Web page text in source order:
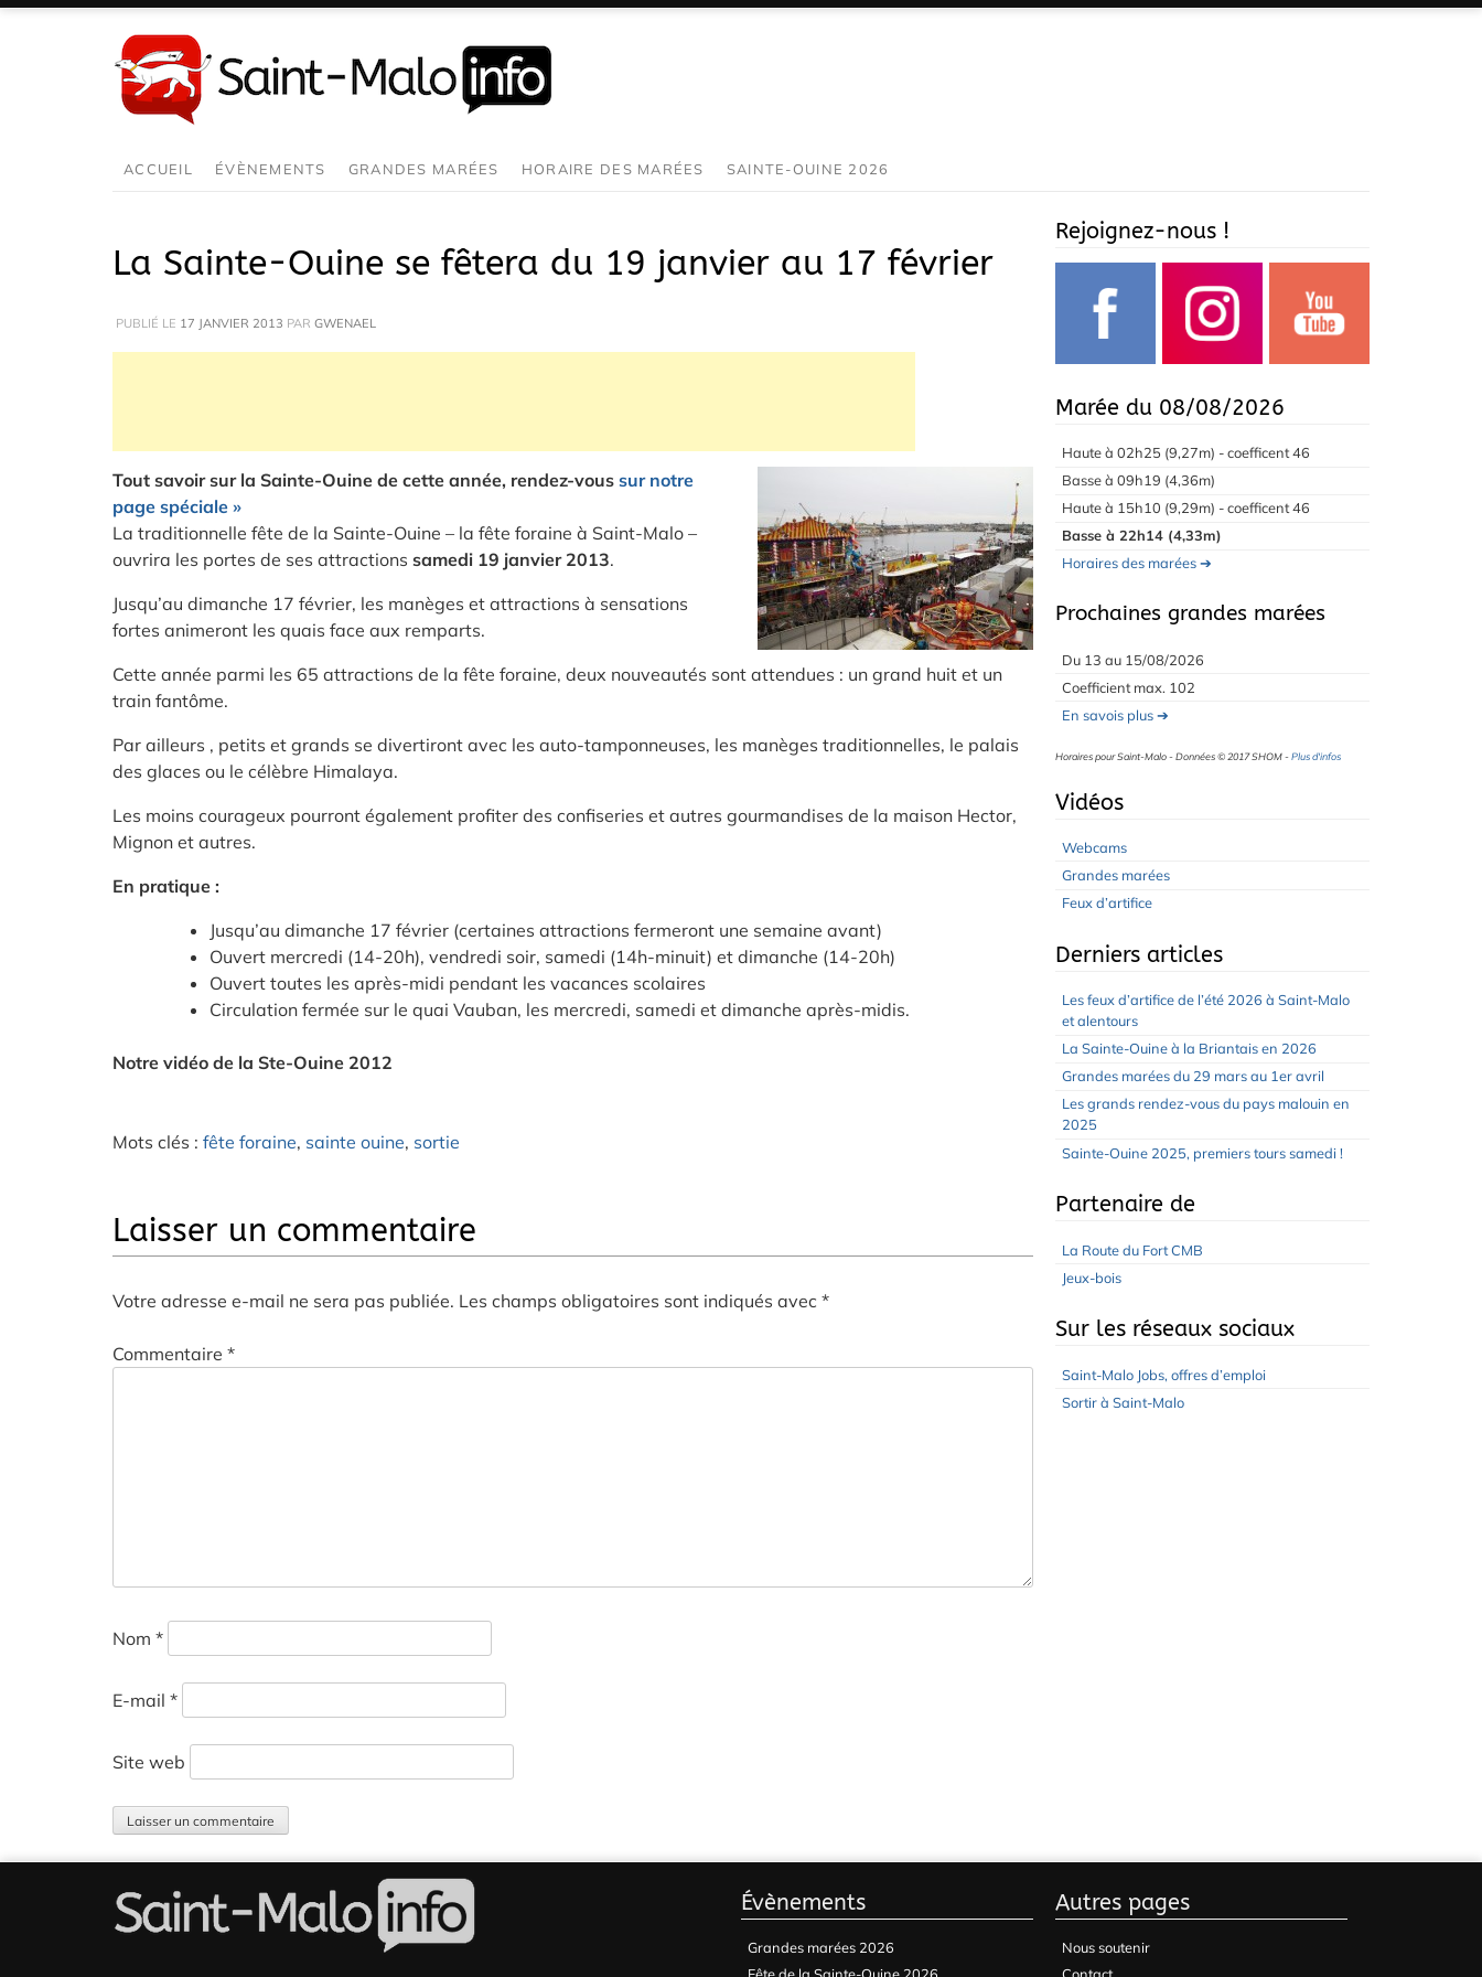
au
contenu
ACCUEIL ÉVÈNEMENTS GRANDES MARÉES HORAIRE DES MARÉES SAINTE-OUINE 2026
La Sainte-Ouine se fêtera du 19 janvier au 17 février
PUBLIÉ LE 17 JANVIER 2013 PAR GWENAEL
Tout savoir sur la Sainte-Ouine de cette année, rendez-vous sur notre
page spéciale »
La traditionnelle fête de la Sainte-Ouine – la fête foraine à Saint-Malo –
ouvrira les portes de ses attractions samedi 19 janvier 2013.
Jusqu’au dimanche 17 février, les manèges et attractions à sensations
fortes animeront les quais face aux remparts.
Cette année parmi les 65 attractions de la fête foraine, deux nouveautés sont attendues : un grand huit et un
train fantôme.
Par ailleurs , petits et grands se divertiront avec les auto-tamponneuses, les manèges traditionnelles, le palais
des glaces ou le célèbre Himalaya.
Les moins courageux pourront également profiter des confiseries et autres gourmandises de la maison Hector,
Mignon et autres.
En pratique :
Jusqu’au dimanche 17 février (certaines attractions fermeront une semaine avant)
Ouvert mercredi (14-20h), vendredi soir, samedi (14h-minuit) et dimanche (14-20h)
Ouvert toutes les après-midi pendant les vacances scolaires
Circulation fermée sur le quai Vauban, les mercredi, samedi et dimanche après-midis.
Notre vidéo de la Ste-Ouine 2012
Mots clés : fête foraine, sainte ouine, sortie
Laisser un commentaire
Votre adresse e-mail ne sera pas publiée. Les champs obligatoires sont indiqués avec *
Commentaire *
Nom *
E-mail *
Site web
Rejoignez-nous !
Marée du 08/08/2026
Haute à 02h25 (9,27m) - coefficent 46
Basse à 09h19 (4,36m)
Haute à 15h10 (9,29m) - coefficent 46
Basse à 22h14 (4,33m)
Horaires des marées ➔
Prochaines grandes marées
Du 13 au 15/08/2026
Coefficient max. 102
En savois plus ➔
Horaires pour Saint-Malo - Données © 2017 SHOM -Plus d'infos
Vidéos
Webcams
Grandes marées
Feux d’artifice
Derniers articles
Les feux d’artifice de l’été 2026 à Saint-Malo
et alentours
La Sainte-Ouine à la Briantais en 2026
Grandes marées du 29 mars au 1er avril
Les grands rendez-vous du pays malouin en
2025
Sainte-Ouine 2025, premiers tours samedi !
Partenaire de
La Route du Fort CMB
Jeux-bois
Sur les réseaux sociaux
Saint-Malo Jobs, offres d’emploi
Sortir à Saint-Malo
Évènements
Grandes marées 2026
Autres pages
Nous soutenir